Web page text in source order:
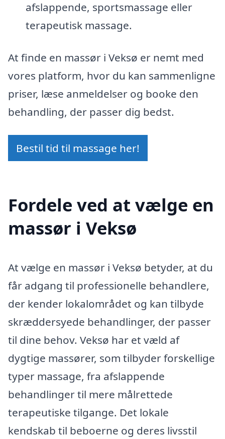
afslappende, sportsmassage eller
terapeutisk massage.
At finde en massør i Veksø er nemt med
vores platform, hvor du kan sammenligne
priser, læse anmeldelser og booke den
behandling, der passer dig bedst.
Bestil tid til massage her!
Fordele ved at vælge en
massør i Veksø
At vælge en massør i Veksø betyder, at du
får adgang til professionelle behandlere,
der kender lokalområdet og kan tilbyde
skræddersyede behandlinger, der passer
til dine behov. Veksø har et væld af
dygtige massører, som tilbyder forskellige
typer massage, fra afslappende
behandlinger til mere målrettede
terapeutiske tilgange. Det lokale
kendskab til beboerne og deres livsstil